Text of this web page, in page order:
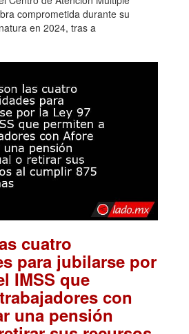
comprometida durante su
en 2024, tras a
cuatro
para jubilarse por
IMSS que
con
una pensión